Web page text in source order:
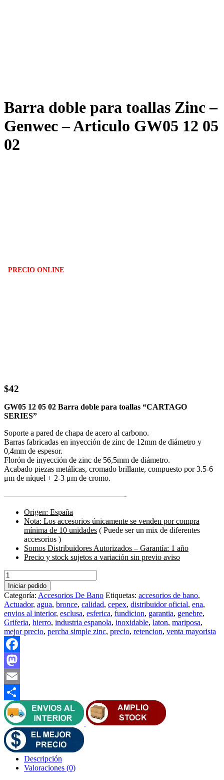
Barra doble para toallas Zinc –
Genwec – Articulo GW05 12 05
02
PRECIO ONLINE
$42
GW05 12 05 02 Barra doble para toallas “CARTAGO
SERIES”
Soporte a pared de chapa de acero al carbono.
Barras fabricadas en inyección de zinc de 12mm de diámetro y
0,4mm de espesor.
Florón de inyección de zinc de 56,5mm de diámetro.
Acabado piezas metálicas, cromado brillante, compuesto por 3.5‐6
μm de níquel + 2‐3 μm de cromo.
———————————————-
Origen: España
Nota: Los accesorios únicamente se venden por compra
mínima de 10 unidades ( Puede ser un mix de diferentes
accesorios )
Somos Distribuidores Autorizados – Garantía: 1 año
Precio y stock sujetos a variación sin previo aviso
Barra
doble
para
toallas
Zinc
-
Genwec
-
Articulo
GW05
12
05
02
cantidad
Iniciar pedido
Categoría: Accesorios De Bano Etiquetas: accesorios de bano,
Actuador, agua, bronce, calidad, cepex, distribuidor oficial, ena,
envios al interior, esclusa, esferica, fundicion, garantia, genebre,
Griferia, hierro, industria espanola, inoxidable, laton, mariposa,
mejor precio, percha simple zinc, precio, retencion, venta mayorista
Facebook
Mastodon
Email
Compartir
Descripción
Valoraciones (0)